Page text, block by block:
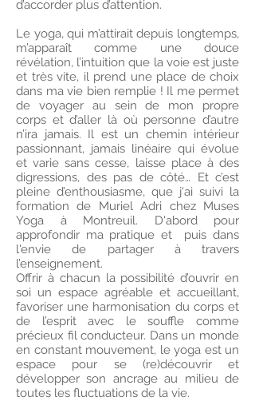
d’accorder plus d’attention.
Le yoga, qui m’attirait depuis longtemps,
m’apparaît comme une douce
révélation, l’intuition que la voie est juste
et très vite, il prend une place de choix
dans ma vie bien remplie ! Il me permet
de voyager au sein de mon propre
corps et d’aller là où personne d’autre
n’ira jamais. Il est un chemin intérieur
passionnant, jamais linéaire qui évolue
et varie sans cesse, laisse place à des
digressions, des pas de côté… Et c’est
pleine d’enthousiasme, que j'ai suivi la
formation de Muriel Adri chez Muses
Yoga à Montreuil. D'abord pour
approfondir ma pratique et puis dans
l'envie de partager à travers
l’enseignement.
Offrir à chacun la possibilité d’ouvrir en
soi un espace agréable et accueillant,
favoriser une harmonisation du corps et
de l’esprit avec le souffle comme
précieux fil conducteur. Dans un monde
en constant mouvement, le yoga est un
espace pour se (re)découvrir et
développer son ancrage au milieu de
toutes les fluctuations de la vie.